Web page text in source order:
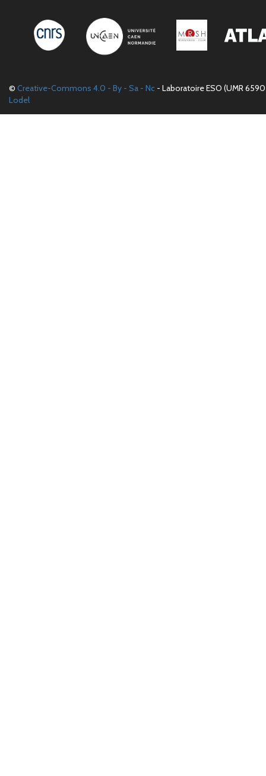
© Creative-Commons 4.0 - By - Sa - Nc - Laboratoire ESO (UMR
Lodel